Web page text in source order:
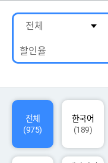
AI 데이터찾기
AI 허브소개
AI 개발지원
전체
(975)
한국어
(189)